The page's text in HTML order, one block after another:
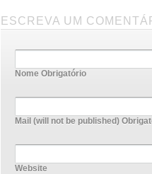
ESCREVA UM
Nome Obrigatório
Mail (will not be published)
Website